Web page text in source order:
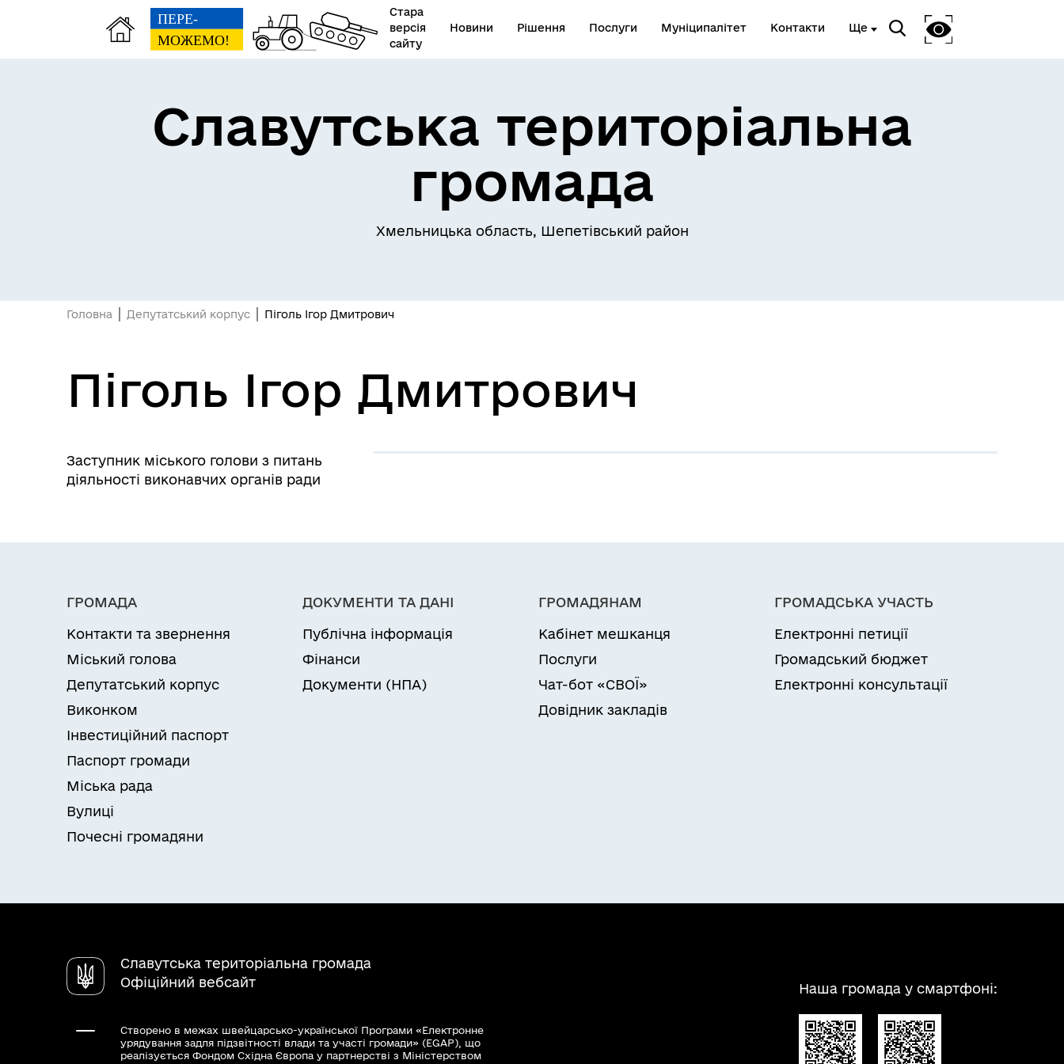
Стара
версія
сайту
Новини Рішення Послуги Муніципалітет Контакти Ще
Відкриті даніСлавутська територіальна
громада
Хмельницька область, Шепетівський район
Головна Депутатський корпус Піголь Ігор Дмитрович
Піголь Ігор Дмитрович
Заступник міського голови з питань
діяльності виконавчих органів ради
ГРОМАДА
Контакти та звернення
Міський голова
Депутатський корпус
Виконком
Інвестиційний паспорт
Паспорт громади
Міська рада
Вулиці
Почесні громадяни
ДОКУМЕНТИ ТА ДАНІ
Публічна інформація
Фінанси
Документи (НПА)
ГРОМАДЯНАМ
Кабінет мешканця
Послуги
Чат-бот «СВОЇ»
Довідник закладів
ГРОМАДСЬКА УЧАСТЬ
Електронні петиції
Громадський бюджет
Електронні консультації
Славутська територіальна громада
Офіційний вебсайт
Створено в межах швейцарсько-української Програми «Електронне
урядування задля підзвітності влади та участі громади» (EGAP), що
реалізується Фондом Східна Європа у партнерстві з Міністерством
Наша громада у смартфоні: